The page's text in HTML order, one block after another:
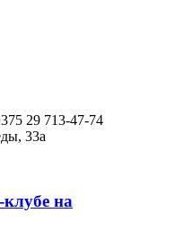
29 713-47-74
33а
на